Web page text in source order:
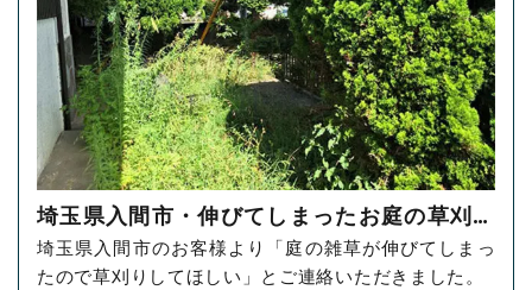
埼玉県入間市・伸びてしまったお庭の草刈り
をご依頼いただきました！
埼玉県入間市のお客様より「庭の雑草が伸びてしまっ
たので草刈りしてほしい」とご連絡いただきました。